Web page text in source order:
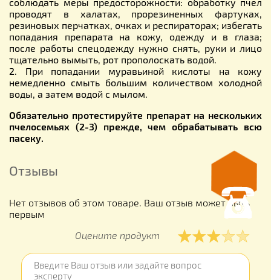
проводят в халатах, прорезиненных фартуках,
резиновых перчатках, очках и респираторах; избегать
попадания препарата на кожу, одежду и в глаза;
после работы спецодежду нужно снять, руки и лицо
тщательно вымыть, рот прополоскать водой.
2. При попадании муравьиной кислоты на кожу
немедленно смыть большим количеством холодной
воды, а затем водой с мылом.
Обязательно протестируйте препарат на нескольких
пчелосемьях (2-3) прежде, чем обрабатывать всю
пасеку.
Отзывы
Нет отзывов об этом товаре. Ваш отзыв может быть
первым
Оцените продукт